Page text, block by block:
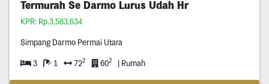
Termurah Se Darmo Lurus Udah Hr
KPR: Rp.3,583,634
Simpang Darmo Permai Utara
3 1 722 602 | Rumah